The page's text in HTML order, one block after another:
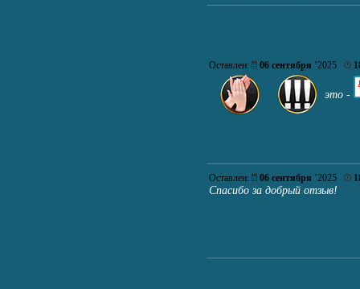
Оставлен: 06 сентября ’2025
это -
Оставлен: 06 сентября ’2025
Спасибо за добрый отзыв!